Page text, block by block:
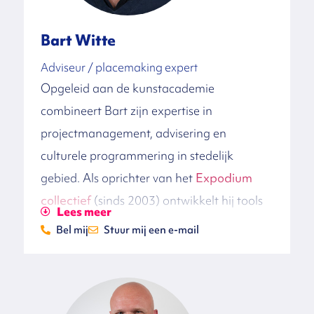
ben je bij Anne aan het juiste adres. Ze
anticipeert op risico’s en adviseert
graag trainingen en/of media-advies aan
bestuurders, managers en politici. Waar je
haar ook voor inzet, haar werkwijze is
toegankelijk, bevlogen en
oplossingsgericht.
Bart Witte
Adviseur / placemaking expert
Opgeleid aan de kunstacademie
combineert Bart zijn expertise in
projectmanagement, advisering en
culturele programmering in stedelijk
gebied. Als oprichter van het Expodium
collectief(sinds 2003) ontwikkelt hij tools
om gebruikers de stad op nieuwe manieren
Lees meer
Bel mij Stuur mij een e-mail